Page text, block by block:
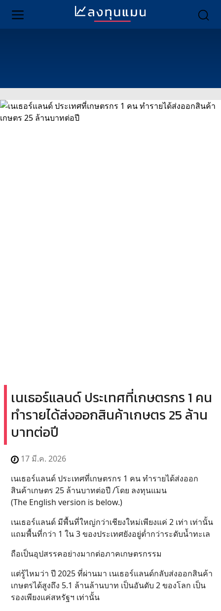
เนเธอร์แลนด์ ประเทศที่เกษตรกร 1 คน
ทำรายได้ส่งออกสินค้าเกษตร 25 ล้าน
บาทต่อปี
17 มี.ค. 2026
เนเธอร์แลนด์ ประเทศที่เกษตรกร 1 คน ทำรายได้ส่งออก
สินค้าเกษตร 25 ล้านบาทต่อปี /โดย ลงทุนแมน
(The English version is below.)
เนเธอร์แลนด์ มีพื้นที่ใหญ่กว่าเชียงใหม่เพียงแค่ 2 เท่า เท่านั้น
แถมพื้นที่กว่า 1 ใน 3 ของประเทศยังอยู่ต่ำกว่าระดับน้ำทะเล
ถือเป็นอุปสรรคอย่างมากต่อภาคเกษตรกรรม
แต่รู้ไหมว่า ปี 2025 ที่ผ่านมา เนเธอร์แลนด์กลับส่งออกสินค้า
เกษตรได้สูงถึง 5.1 ล้านล้านบาท เป็นอันดับ 2 ของโลก เป็น
รองเพียงแค่สหรัฐฯ เท่านั้น